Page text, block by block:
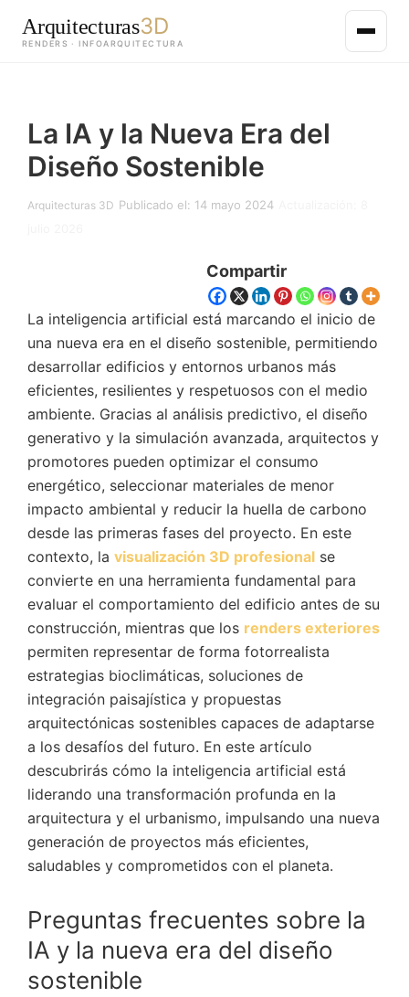
Arquitecturas3D
RENDERS · INFOARQUITECTURA
contenido
principal
La IA y la Nueva Era del
Diseño Sostenible
Arquitecturas 3D Publicado el: 14 mayo 2024
Compartir
La inteligencia artificial está marcando el inicio de
una nueva era en el diseño sostenible, permitiendo
desarrollar edificios y entornos urbanos más
eficientes, resilientes y respetuosos con el medio
ambiente. Gracias al análisis predictivo, el diseño
generativo y la simulación avanzada, arquitectos y
promotores pueden optimizar el consumo
energético, seleccionar materiales de menor
impacto ambiental y reducir la huella de carbono
desde las primeras fases del proyecto. En este
contexto, la visualización 3D profesional se
convierte en una herramienta fundamental para
evaluar el comportamiento del edificio antes de su
construcción, mientras que los renders exteriores
permiten representar de forma fotorrealista
estrategias bioclimáticas, soluciones de
integración paisajística y propuestas
arquitectónicas sostenibles capaces de adaptarse
a los desafíos del futuro. En este artículo
descubrirás cómo la inteligencia artificial está
liderando una transformación profunda en la
arquitectura y el urbanismo, impulsando una nueva
generación de proyectos más eficientes,
saludables y comprometidos con el planeta.
Preguntas frecuentes sobre la
IA y la nueva era del diseño
sostenible